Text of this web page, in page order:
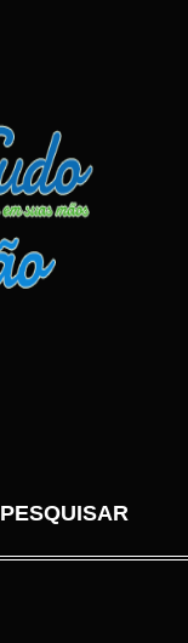
PESQUISAR